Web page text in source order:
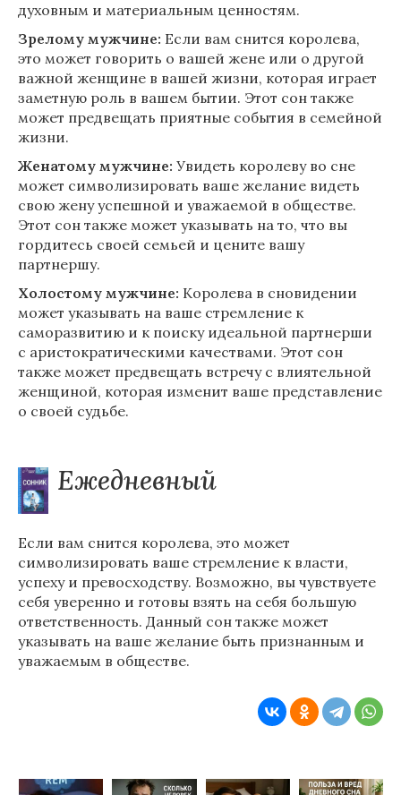
духовным и материальным ценностям.
Зрелому мужчине: Если вам снится королева,
это может говорить о вашей жене или о другой
важной женщине в вашей жизни, которая играет
заметную роль в вашем бытии. Этот сон также
может предвещать приятные события в семейной
жизни.
Женатому мужчине: Увидеть королеву во сне
может символизировать ваше желание видеть
свою жену успешной и уважаемой в обществе.
Этот сон также может указывать на то, что вы
гордитесь своей семьей и цените вашу
партнершу.
Холостому мужчине: Королева в сновидении
может указывать на ваше стремление к
саморазвитию и к поиску идеальной партнерши
с аристократическими качествами. Этот сон
также может предвещать встречу с влиятельной
женщиной, которая изменит ваше представление
о своей судьбе.
Ежедневный
Если вам снится королева, это может
символизировать ваше стремление к власти,
успеху и превосходству. Возможно, вы чувствуете
себя уверенно и готовы взять на себя большую
ответственность. Данный сон также может
указывать на ваше желание быть признанным и
уважаемым в обществе.